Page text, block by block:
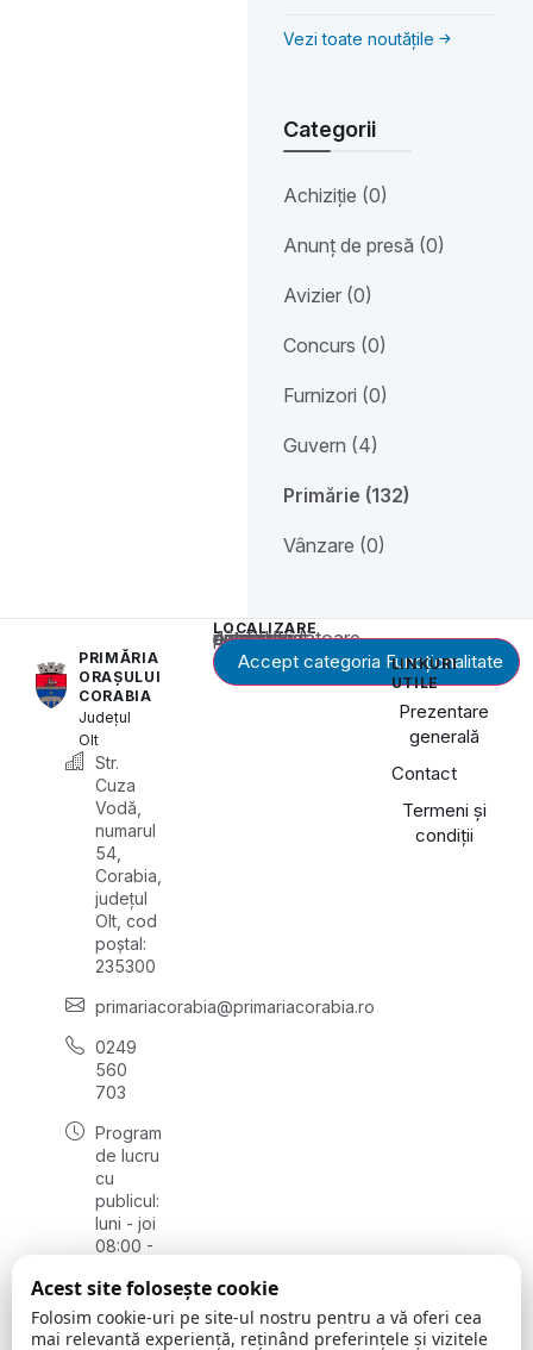
Vezi toate noutățile
Categorii
Achiziție (0)
Anunț de presă (0)
Avizier (0)
Concurs (0)
Furnizori (0)
Guvern (4)
Primărie (132)
Vânzare (0)
PRIMĂRIA
ORAȘULUI
CORABIA
Județul
Olt
Str.
Cuza
Vodă,
numarul
54,
Corabia,
județul
Olt, cod
poștal:
235300
primariacorabia@primariacorabia.ro
0249
560
703
Program
de lucru
cu
publicul:
luni - joi
08:00 -
vineri
8:00 -
14:00
LOCALIZARE
Acest conținut este blocat până când acceptați categoria corespunzătoare de cookie-uri.
Accept categoria Funcționalitate
LINKURI
UTILE
Prezentare
generală
Contact
Termeni și
condiții
Acest site folosește cookie
Folosim cookie-uri pe site-ul nostru pentru a vă oferi cea
mai relevantă experiență, reținând preferințele și vizitele